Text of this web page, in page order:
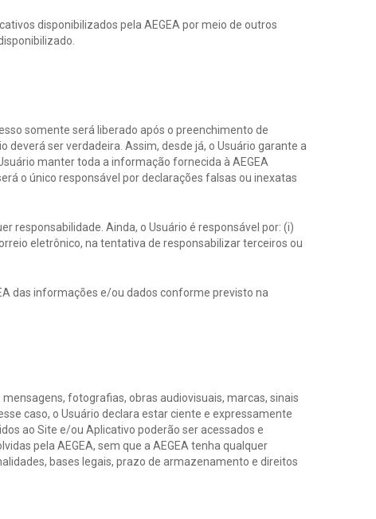
disponibilizados pela AEGEA por meio de outros
somente será liberado após o preenchimento de
ser verdadeira. Assim, desde já, o Usuário garante a
manter toda a informação fornecida à AEGEA
o único responsável por declarações falsas ou inexatas
responsabilidade. Ainda, o Usuário é responsável por: (i)
eletrônico, na tentativa de responsabilizar terceiros ou
das informações e/ou dados conforme previsto na
fotografias, obras audiovisuais, marcas, sinais
caso, o Usuário declara estar ciente e expressamente
ao Site e/ou Aplicativo poderão ser acessados e
pela AEGEA, sem que a AEGEA tenha qualquer
bases legais, prazo de armazenamento e direitos